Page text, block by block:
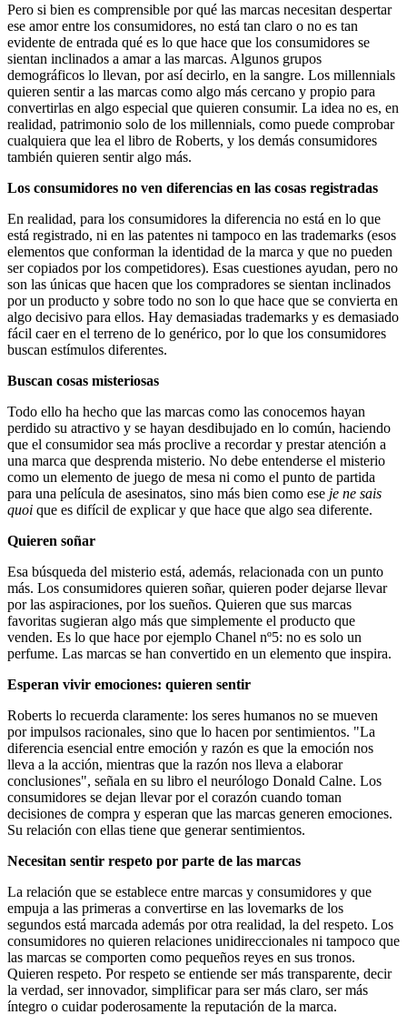
Pero si bien es comprensible por qué las marcas necesitan despertar
ese amor entre los consumidores, no está tan claro o no es tan
evidente de entrada qué es lo que hace que los consumidores se
sientan inclinados a amar a las marcas. Algunos grupos
demográficos lo llevan, por así decirlo, en la sangre. Los millennials
quieren sentir a las marcas como algo más cercano y propio para
convertirlas en algo especial que quieren consumir. La idea no es, en
realidad, patrimonio solo de los millennials, como puede comprobar
cualquiera que lea el libro de Roberts, y los demás consumidores
también quieren sentir algo más.
Los consumidores no ven diferencias en las cosas registradas
En realidad, para los consumidores la diferencia no está en lo que
está registrado, ni en las patentes ni tampoco en las trademarks (esos
elementos que conforman la identidad de la marca y que no pueden
ser copiados por los competidores). Esas cuestiones ayudan, pero no
son las únicas que hacen que los compradores se sientan inclinados
por un producto y sobre todo no son lo que hace que se convierta en
algo decisivo para ellos. Hay demasiadas trademarks y es demasiado
fácil caer en el terreno de lo genérico, por lo que los consumidores
buscan estímulos diferentes.
Buscan cosas misteriosas
Todo ello ha hecho que las marcas como las conocemos hayan
perdido su atractivo y se hayan desdibujado en lo común, haciendo
que el consumidor sea más proclive a recordar y prestar atención a
una marca que desprenda misterio. No debe entenderse el misterio
como un elemento de juego de mesa ni como el punto de partida
para una película de asesinatos, sino más bien como ese je ne sais
quoi que es difícil de explicar y que hace que algo sea diferente.
Quieren soñar
Esa búsqueda del misterio está, además, relacionada con un punto
más. Los consumidores quieren soñar, quieren poder dejarse llevar
por las aspiraciones, por los sueños. Quieren que sus marcas
favoritas sugieran algo más que simplemente el producto que
venden. Es lo que hace por ejemplo Chanel nº5: no es solo un
perfume. Las marcas se han convertido en un elemento que inspira.
Esperan vivir emociones: quieren sentir
Roberts lo recuerda claramente: los seres humanos no se mueven
por impulsos racionales, sino que lo hacen por sentimientos. "La
diferencia esencial entre emoción y razón es que la emoción nos
lleva a la acción, mientras que la razón nos lleva a elaborar
conclusiones", señala en su libro el neurólogo Donald Calne. Los
consumidores se dejan llevar por el corazón cuando toman
decisiones de compra y esperan que las marcas generen emociones.
Su relación con ellas tiene que generar sentimientos.
Necesitan sentir respeto por parte de las marcas
La relación que se establece entre marcas y consumidores y que
empuja a las primeras a convertirse en las lovemarks de los
segundos está marcada además por otra realidad, la del respeto. Los
consumidores no quieren relaciones unidireccionales ni tampoco que
las marcas se comporten como pequeños reyes en sus tronos.
Quieren respeto. Por respeto se entiende ser más transparente, decir
la verdad, ser innovador, simplificar para ser más claro, ser más
íntegro o cuidar poderosamente la reputación de la marca.